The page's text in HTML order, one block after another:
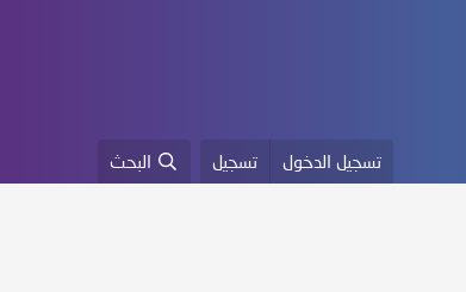
تسجيل الدخول تسجيل البحث